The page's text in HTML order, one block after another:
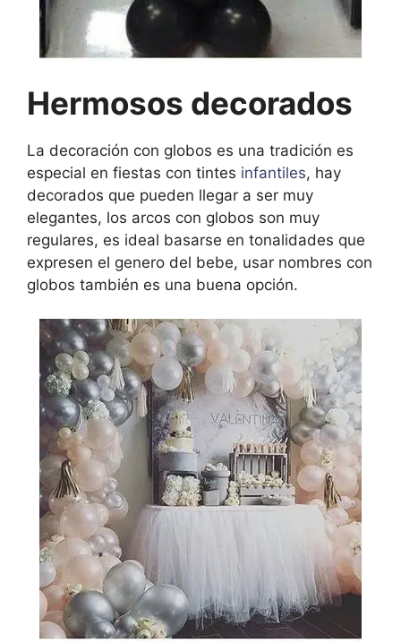
Hermosos decorados
La decoración con globos es una tradición es
especial en fiestas con tintes infantiles, hay
decorados que pueden llegar a ser muy
elegantes, los arcos con globos son muy
regulares, es ideal basarse en tonalidades que
expresen el genero del bebe, usar nombres con
globos también es una buena opción.